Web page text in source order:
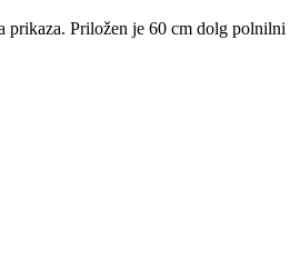
prikaza. Priložen je 60 cm dolg polnilni